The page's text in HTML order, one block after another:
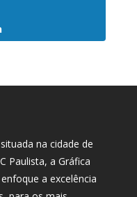
na cidade de
Paulista, a Gráfica
a excelência